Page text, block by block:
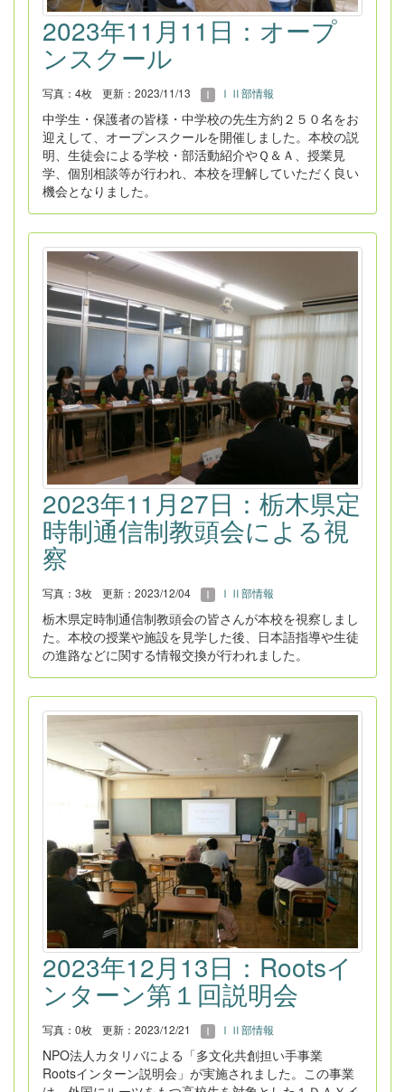
2023年11月11日：オープ
ンスクール
写真：4枚 更新：2023/11/13 ⅠⅡ部情報
中学生・保護者の皆様・中学校の先生方約２５０名をお
迎えして、オープンスクールを開催しました。本校の説
明、生徒会による学校・部活動紹介やＱ＆Ａ、授業見
学、個別相談等が行われ、本校を理解していただく良い
機会となりました。
2023年11月27日：栃木県定
時制通信制教頭会による視
察
写真：3枚 更新：2023/12/04 ⅠⅡ部情報
栃木県定時制通信制教頭会の皆さんが本校を視察しまし
た。本校の授業や施設を見学した後、日本語指導や生徒
の進路などに関する情報交換が行われました。
2023年12月13日：Rootsイ
ンターン第１回説明会
写真：0枚 更新：2023/12/21 ⅠⅡ部情報
NPO法人カタリバによる「多文化共創担い手事業
Rootsインターン説明会」が実施されました。この事業